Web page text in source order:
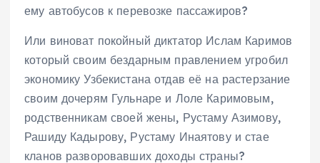
ему автобусов к перевозке пассажиров?
Или виноват покойный диктатор Ислам Каримов
который своим бездарным правлением угробил
экономику Узбекистана отдав её на растерзание
своим дочерям Гульнаре и Лоле Каримовым,
родственникам своей жены, Рустаму Азимову,
Рашиду Кадырову, Рустаму Инаятову и стае
кланов разворовавших доходы страны?